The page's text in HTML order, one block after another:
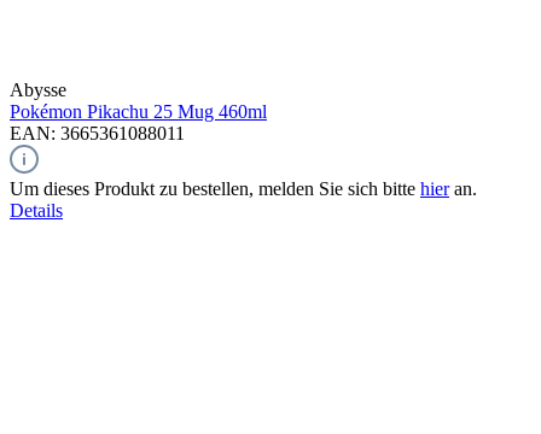
Abysse
Pokémon Pikachu 25 Mug 460ml
EAN: 3665361088011
Um dieses Produkt zu bestellen, melden Sie sich bitte hieran.
Details